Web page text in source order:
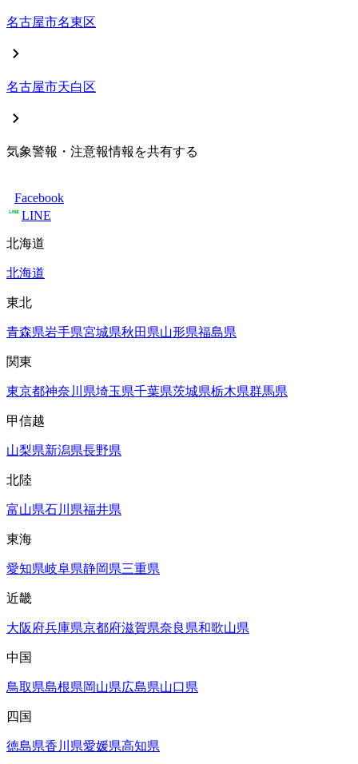
名古屋市名東区
名古屋市天白区
気象警報・注意報情報を共有する
Facebook
LINE
北海道
北海道
東北
青森県岩手県宮城県秋田県山形県福島県
関東
東京都神奈川県埼玉県千葉県茨城県栃木県群馬県
甲信越
山梨県新潟県長野県
北陸
富山県石川県福井県
東海
愛知県岐阜県静岡県三重県
近畿
大阪府兵庫県京都府滋賀県奈良県和歌山県
中国
鳥取県島根県岡山県広島県山口県
四国
徳島県香川県愛媛県高知県